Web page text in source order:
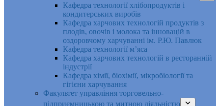
Кафедра технології хлібопродуктів і
кондитерських виробів
Кафедра харчових технологій продуктів з
плодів, овочів і молока та інновацій в
оздоровчому харчуванні ім. Р.Ю. Павлюк
Кафедра технології м’яса
Кафедра харчових технологій в ресторанній
індустрії
Кафедра хімії, біохімії, мікробіології та
гігієни харчування
Факультет управління торговельно-
підприємницькою та митною діяльністю